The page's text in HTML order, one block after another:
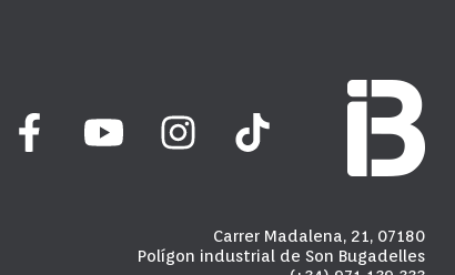
Carrer Madalena, 21, 07180
Polígon industrial de Son Bugadelles